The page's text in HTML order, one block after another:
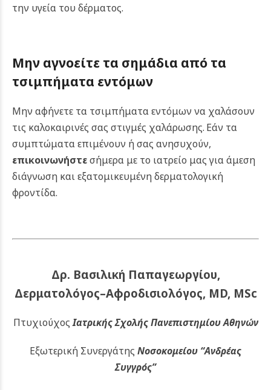
την υγεία του δέρματος.
Μην αγνοείτε τα σημάδια από τα
τσιμπήματα εντόμων
Μην αφήνετε τα τσιμπήματα εντόμων να χαλάσουν
τις καλοκαιρινές σας στιγμές χαλάρωσης. Εάν τα
συμπτώματα επιμένουν ή σας ανησυχούν,
επικοινωνήστεσήμερα με το ιατρείο μας για άμεση
διάγνωση και εξατομικευμένη δερματολογική
φροντίδα.
Δρ. Βασιλική Παπαγεωργίου,
Δερματολόγος–Αφροδισιολόγος, MD, MSc
ΠτυχιούχοςΙατρικής Σχολής Πανεπιστημίου Αθηνών
Εξωτερική Συνεργάτης Νοσοκομείου “Ανδρέας
Συγγρός”